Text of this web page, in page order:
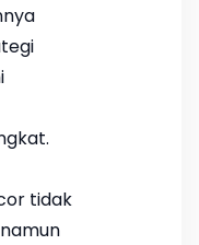
tidak